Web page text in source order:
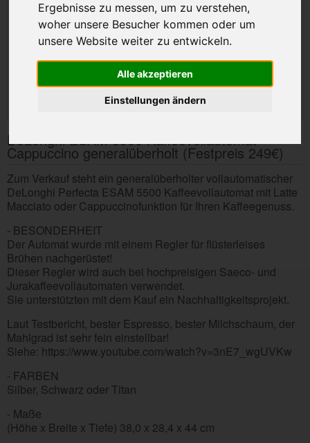
Ergebnisse zu messen, um zu verstehen,
woher unsere Besucher kommen oder um
unsere Website weiter zu entwickeln.
Alle akzeptieren
Einstellungen ändern
DeLonghi ESAM 5500 Kaffeevollautomat
Cappuccino generalüberholt (Festpreis 249€)
Zum Verkauf steht ein generalüberholter vollautomatischer
DeLonghi Perfecta ESAM 5500 Kaffeevollautomat mit Latte
Macciato oder Cappuccinofunktion für Ihren Kaffeegenuss.
- BESONDERHEIT
Der Automat wurde mit einem Regler für flüsterleises
Brühen nachgerüstet!
Dieser Regler wird auch bei hochpreisigen Saeco- und
Jurakaffeevollautomaten verwendet.
Sie unterstützten mit dem Kauf ein Nachhaltigkeitsprojekt.
Laut Testbericht, bester Espresso, bester Milchschaum, der
Mahlgrad ist sehr fein einstellbar!
Siehe: https://www.youtube.com/watch?v=3nE7_wgUVKw
- FARBEN
Silber, Schwarz oder Titan
- Maße
(Höhe x Breite x Tiefe) 38,0 x 28,4 x 44 cm